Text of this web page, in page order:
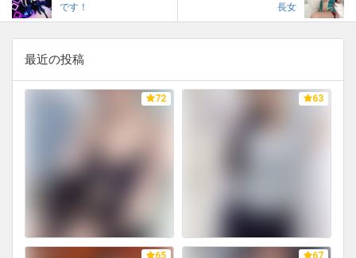
です！
長女
最近の投稿
72 63
65 67